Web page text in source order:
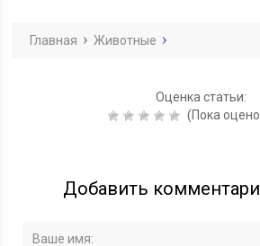
Главная Животные
Оценка статьи:
(Пока
Добавить